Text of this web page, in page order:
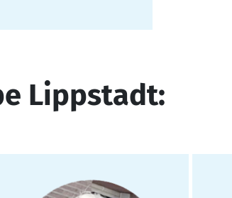
Lippstadt: